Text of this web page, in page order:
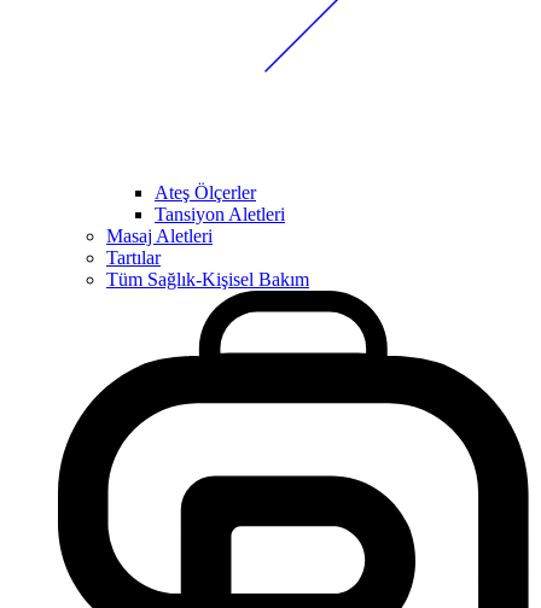
Ateş Ölçerler
Tansiyon Aletleri
Masaj Aletleri
Tartılar
Tüm Sağlık-Kişisel Bakım